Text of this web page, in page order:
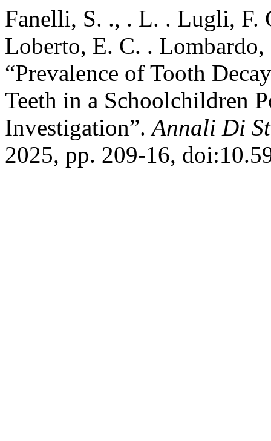
Fanelli, S. ., . L. . Lugli, F.
Loberto, E. C. .
“Prevalence of Tooth
Teeth in a Schoolchildren
Investigation”.Annali Di
2025, pp. 209-16,